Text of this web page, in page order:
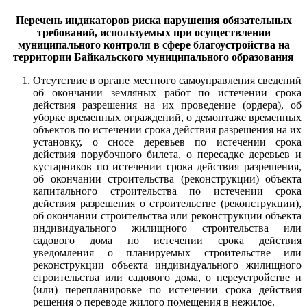
Перечень индикаторов риска нарушения обязательных
требований, используемых при осуществлении
муниципального контроля в сфере благоустройства на
территории Байкальского муниципального образования
Отсутствие в органе местного самоуправления сведений
об окончании земляных работ по истечении срока
действия разрешения на их проведение (ордера), об
уборке временных ограждений, о демонтаже временных
объектов по истечении срока действия разрешения на их
установку, о сносе деревьев по истечении срока
действия порубочного билета, о пересадке деревьев и
кустарников по истечении срока действия разрешения,
об окончании строительства (реконструкции) объекта
капитального строительства по истечении срока
действия разрешения о строительстве (реконструкции),
об окончании строительства или реконструкции объекта
индивидуального жилищного строительства или
садового дома по истечении срока действия
уведомления о планируемых строительстве или
реконструкции объекта индивидуального жилищного
строительства или садового дома, о переустройстве и
(или) перепланировке по истечении срока действия
решения о переводе жилого помещения в нежилое.